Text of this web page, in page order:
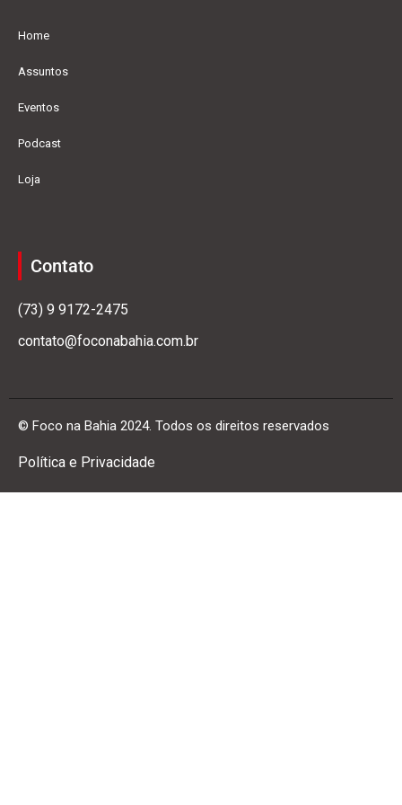
Home
Assuntos
Eventos
Podcast
Loja
Contato
(73) 9 9172-2475
contato@foconabahia.com.br
© Foco na Bahia 2024. Todos os direitos reservados
Política e Privacidade